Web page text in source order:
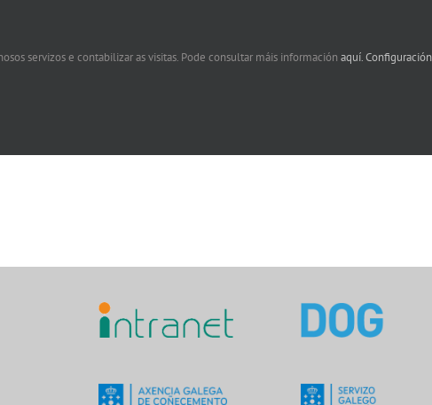
servizos e contabilizar as visitas. Pode consultar máis información aquí.Configuración